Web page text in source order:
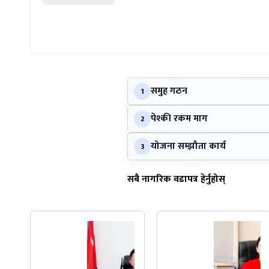
1 समुह गठन
2 पेश्की रकम माग
3 योजना सम्झौता कार्य
सबै नागरिक वडापत्र हेर्नुहोस्